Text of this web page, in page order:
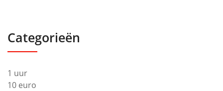
Categorieën
1 uur
10 euro